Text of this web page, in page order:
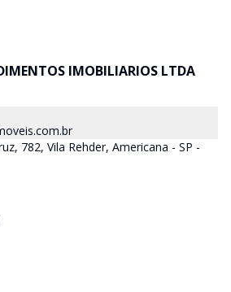
IMOBILIARIOS LTDA
782, Vila Rehder, Americana - SP -